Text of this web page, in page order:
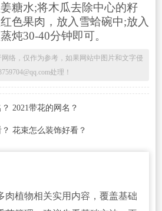
糖水;将木瓜去除中心的籽
色果肉，放入雪蛤碗中;放入
炖30-40分钟即可。
络，仅作为参考，如果网站中图片和文字侵
处理！
2021带花的网名？
花束怎么装饰好看？
肉植物相关实用内容，覆盖基础